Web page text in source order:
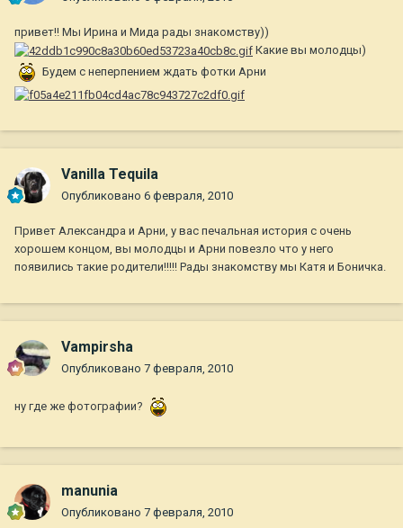
привет!! Мы Ирина и Мида рады знакомству))
Какие вы молодцы)
Будем с неперпением ждать фотки Арни
Vanilla Tequila
Опубликовано 6 февраля, 2010
Привет Александра и Арни, у вас печальная история с очень
хорошем концом, вы молодцы и Арни повезло что у него
появились такие родители!!!!! Рады знакомству мы Катя и Боничка.
Vampirsha
Опубликовано 7 февраля, 2010
ну где же фотографии?
manunia
Опубликовано 7 февраля, 2010